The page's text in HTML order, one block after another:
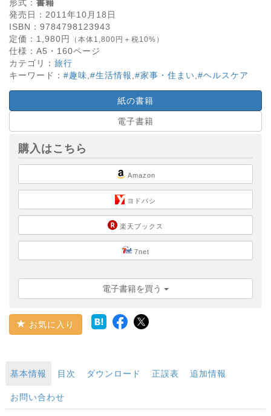
形式： 書籍
発売日： 2011年10月18日
ISBN： 9784798123943
定価： 1,980円 （本体1,800円＋税10%）
仕様： A5・ 160ページ
カテゴリ： 旅行
キーワード： #趣味 #生活情報 #家事・住まい #ヘルスケア
紙の書籍
電子書籍
購入はこちら
Amazon
ヨドバシ
楽天ブックス
7net
電子書籍を買う
お気に入り
基本情報 目次 ダウンロード 正誤表 追加情報
お問い合わせ